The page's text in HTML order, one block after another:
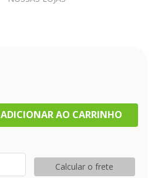
ADICIONAR AO CARRINHO
Calcular o frete